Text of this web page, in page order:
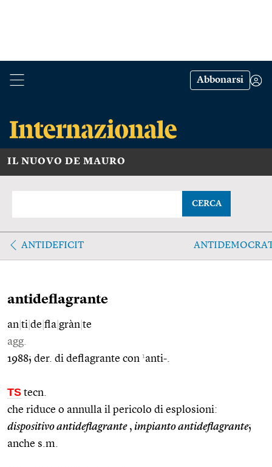
Abbonarsi
IL NUOVO DE MAURO
CERCA
ANTIDEFICIT
antideflagrante
an ti de fla gràn te
agg.
1988; der. di deflagrante con 1anti-.
TS tecn.
che riduce o annulla il pericolo di esplosioni:
dispositivo antideflagrante, impianto antideflagrante;
anche s.m.